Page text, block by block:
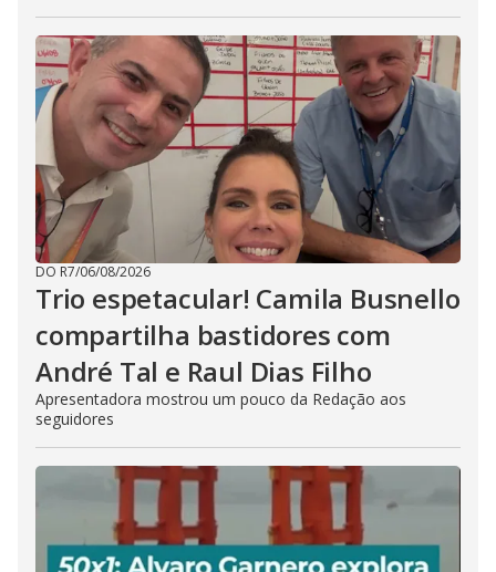
DO R7/06/08/2026
Trio espetacular! Camila Busnello
compartilha bastidores com
André Tal e Raul Dias Filho
Apresentadora mostrou um pouco da Redação aos
seguidores